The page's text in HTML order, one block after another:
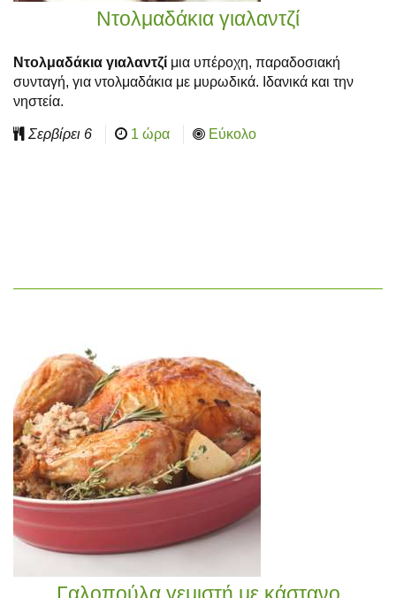
Ντολμαδάκια γιαλαντζί
Ντολμαδάκια γιαλαντζί μια υπέροχη, παραδοσιακή
συνταγή, για ντολμαδάκια με μυρωδικά. Ιδανικά και την
νηστεία.
Σερβίρει 6 1 ώρα Εύκολο